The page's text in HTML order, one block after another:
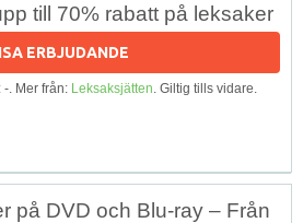
till 70% rabatt på leksaker
ERBJUDANDE
-. Mer från: Leksaksjätten. Giltig tills vidare.
på DVD och Blu-ray – Från